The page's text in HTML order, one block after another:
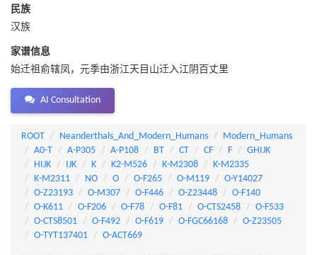
民族
汉族
家谱信息
始迁祖俞辖凤，元季由浙江天目山迁入江阴百丈里
AI Consultation
ROOT Neanderthals_And_Modern_Humans
Modern_Humans
A0-T
A-P305 A-P108 BT CT CF F
GHIJK
HIJK
IJK K K2-M526 K-M2308
K-M2335
K-M2311
NO O O-F265 O-M119
O-Y14027
O-Z23193
O-M307 O-F446 O-Z23448
O-F140
O-K611
O-F206 O-F78 O-F81 O-CTS2458
O-F533
O-CTS8501
O-F492 O-F619 O-FGC66168
O-Z23505
O-TYT137401
O-ACT669